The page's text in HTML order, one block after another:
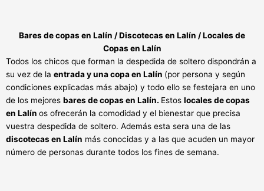
Bares de copas en Lalín /Discotecas en Lalín / Locales de
Copas en Lalín
Todos los chicos que forman la despedida de soltero dispondrán a
su vez de la entrada y una copa en Lalín (por persona y según
condiciones explicadas más abajo) y todo ello se festejara en uno
de los mejores bares de copas en Lalín. Estos locales de copas
en Lalín os ofrecerán la comodidad y el bienestar que precisa
vuestra despedida de soltero. Además esta sera una de las
discotecas en Lalín más conocidas y a las que acuden un mayor
número de personas durante todos los fines de semana.